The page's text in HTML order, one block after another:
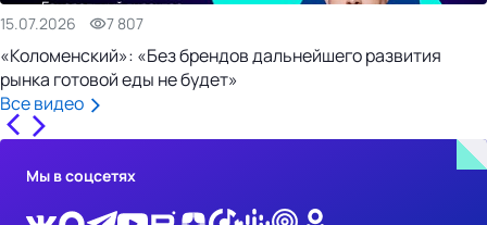
15.07.2026 7 807
«Коломенский»: «Без брендов дальнейшего развития
рынка готовой еды не будет»
Все видео
Мы в соцсетях